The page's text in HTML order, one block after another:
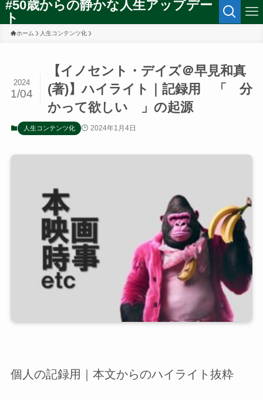
#50歳からの静かな人生アップデー
ト
ホーム 人生コンテンツ化
【イノセント・デイズ＠早見和真
(著)】ハイライト｜記録用 「 分
かって欲しい 」の起源
2024
1/04
人生コンテンツ化 2024年1月4日
個人の記録用｜本文からのハイライト抜粋